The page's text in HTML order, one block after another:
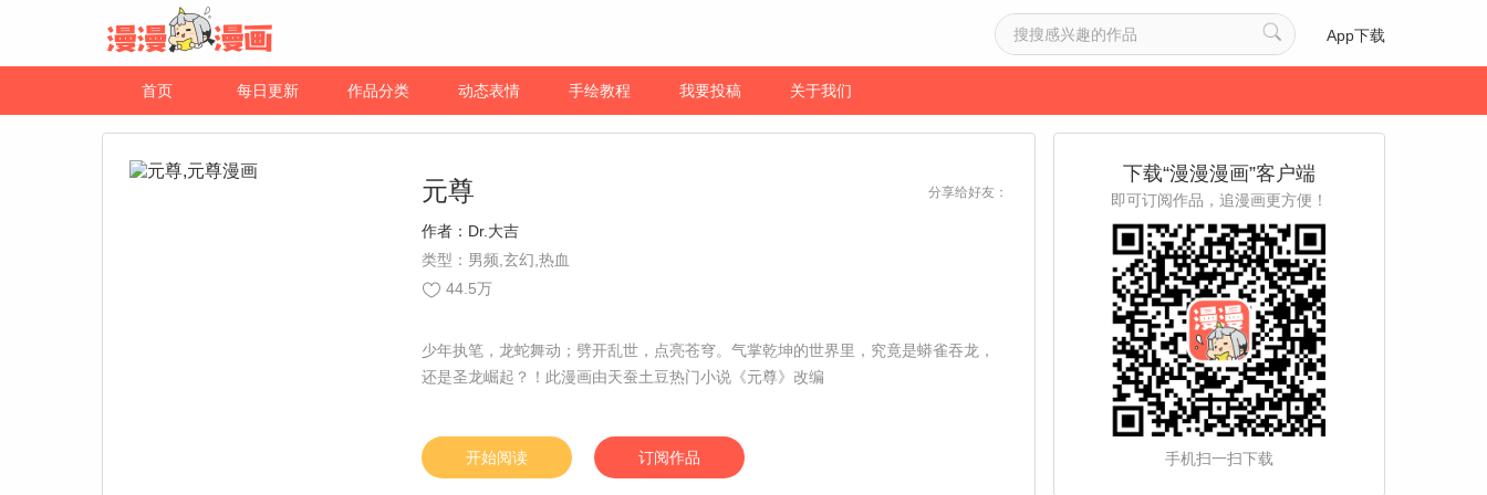
App下载
首页 每日更新 作品分类 动态表情 手绘教程 我要投稿 关于我们
元尊 分享给好友：
作者： Dr.大吉
类型：男频,玄幻,热血
44.5万
少年执笔，龙蛇舞动；劈开乱世，点亮苍穹。气掌乾坤的世界里，究竟是蟒雀吞龙，
还是圣龙崛起？！此漫画由天蚕土豆热门小说《元尊》改编
开始阅读 订阅作品
下载“漫漫漫画”客户端
即可订阅作品，追漫画更方便！
手机扫一扫下载